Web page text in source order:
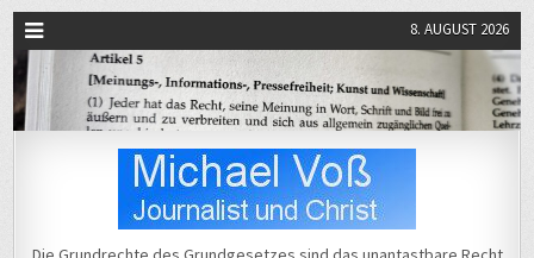
8. AUGUST 2026
Michael Voß